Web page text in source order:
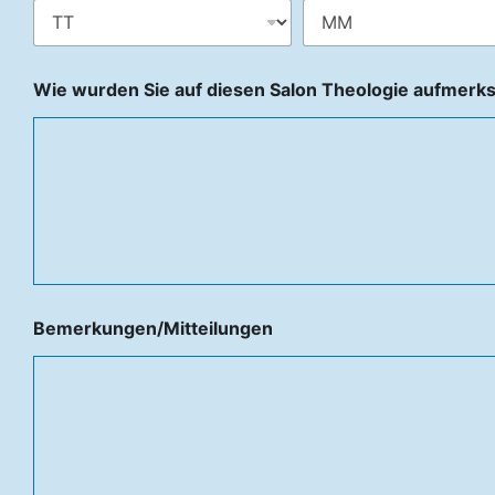
Wie wurden Sie auf diesen Salon Theologie
Bemerkungen/Mitteilungen